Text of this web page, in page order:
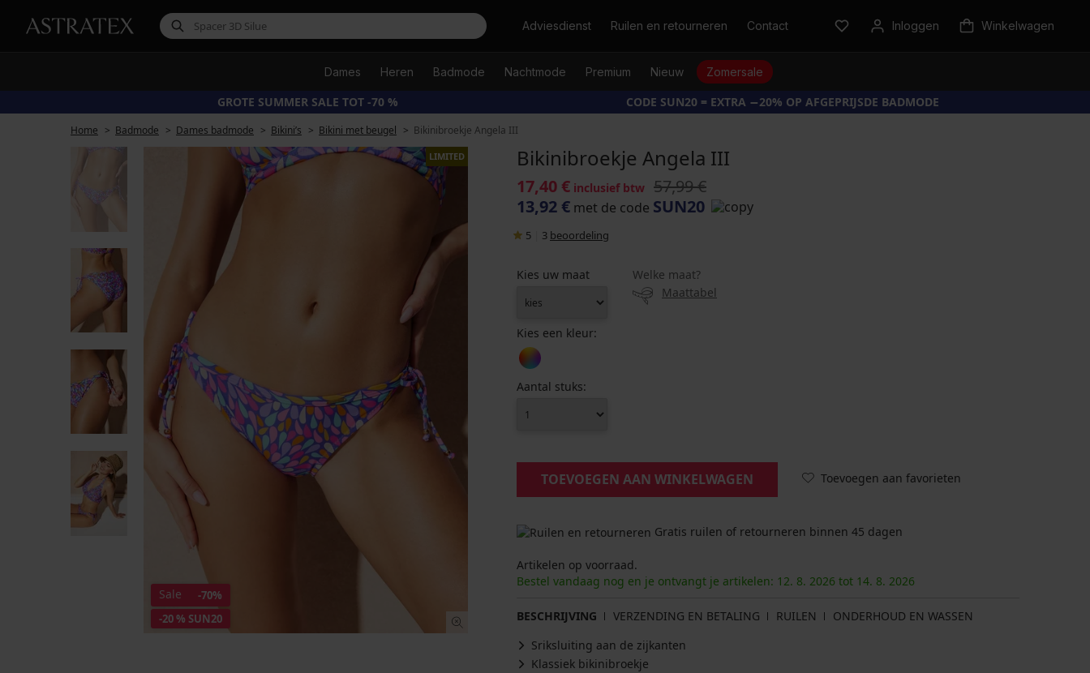
ZoekenAdviesdienst Ruilen en retourneren Contact Inloggen Winkelwagen
Dames Heren Badmode Nachtmode Premium Nieuw Zomersale
GROTE SUMMER SALE TOT -70 % CODE SUN20 = EXTRA −20% OP AFGEPRIJSDE BADMODE
Home Badmode Dames badmode Bikini’s Bikini met beugel Bikinibroekje Angela III
Sale
-70%
-20 % SUN20
LIMITED Bikinibroekje Angela III
17,40 € inclusief btw 57,99 €
13,92 € met de code SUN20
5 3 beoordeling
Kies uw maat
Welke maat?
Maattabel
Kies een kleur:
Aantal stuks:
TOEVOEGEN AAN WINKELWAGEN Toevoegen aan favorieten
Gratis ruilen of retourneren binnen 45 dagen
Artikelen op voorraad.
Bestel vandaag nog en je ontvangt je artikelen: 12. 8. 2026 tot 14. 8. 2026
BESCHRIJVING VERZENDING EN BETALING RUILEN
ONDERHOUD EN WASSEN
Sriksluiting aan de zijkanten
Klassiek bikinibroekje